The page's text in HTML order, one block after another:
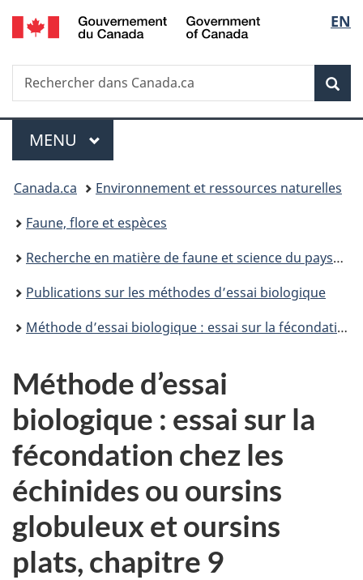
Passer
au
principal
Passer
à
Au
du
Passer
à
version
simplifiée
de
la
EN
Recherche
Rechercher
dans
Menu
MENU PRINCIPAL
Vous
êtes
ici :
Canada.ca
Environnement et ressources naturelles
Faune, flore et espèces
Recherche en matière de faune et science du paysage
Publications sur les méthodes d’essai biologique
Méthode d’essai biologique : essai sur la fécondation chez les échinides ou oursins globuleux et oursins plats
Méthode d’essai
biologique : essai sur la
fécondation chez les
échinides ou oursins
globuleux et oursins
plats, chapitre 9